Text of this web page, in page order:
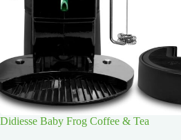
Didiesse Baby Frog Coffee & Tea